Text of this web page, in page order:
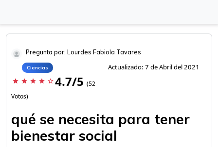
Pregunta por: Lourdes Fabiola Tavares
Ciencias Actualizado: 7 de Abril del 2021
star star star star star_border 4.7/5 (52
Votos)
qué se necesita para tener
bienestar social